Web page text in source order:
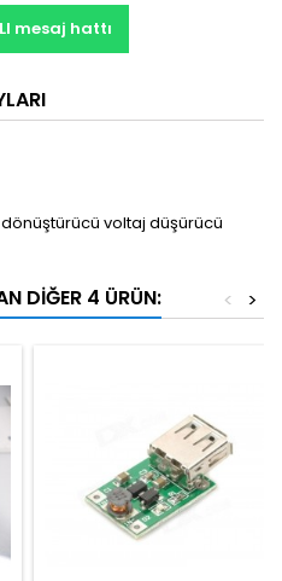
mesaj hattı
voltaj düşürücü
DIĞER 4 ÜRÜN: >
<